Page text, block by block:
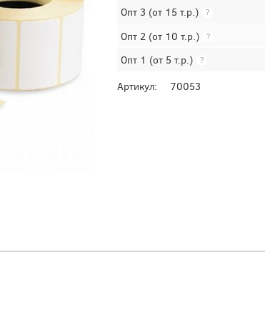
Опт 3 (от 15 т.р.) ?
Опт 2 (от 10 т.р.) ?
Опт 1 (от 5 т.р.) ?
Артикул: 70053